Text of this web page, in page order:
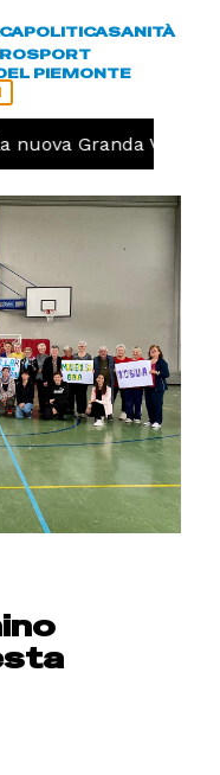
POLITICASANITÀ
SPORT
PIEMONTE
Granda Volley